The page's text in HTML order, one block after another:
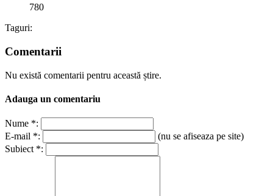
780
Taguri:
Comentarii
Nu există comentarii pentru această știre.
Adauga un comentariu
Nume *:
E-mail *:
(nu se afiseaza pe site)
Subiect *: